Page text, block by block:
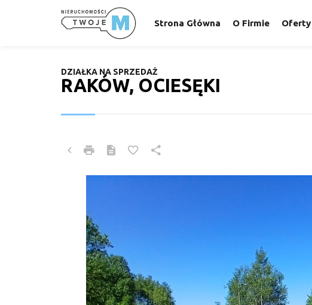
Strona Główna O Firmie Oferty
RAKÓW, OCIESĘKI
DZIAŁKA NA SPRZEDAŻ